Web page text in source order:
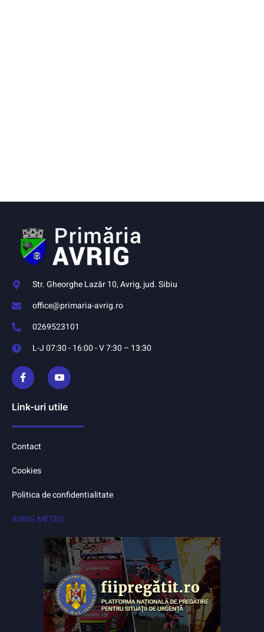
Str. Gheorghe Lazăr 10, Avrig, jud. Sibiu
office@primaria-avrig.ro
0269523101
L-J 07:30 - 16:00 - V 7:30 – 13:30
Link-uri utile
Contact
Cookies
Politica de confidentialitate
AVRIG METEO